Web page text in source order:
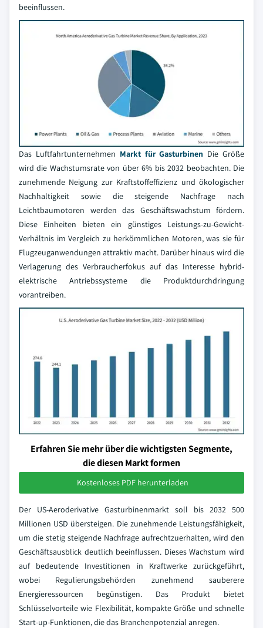
beeinflussen.
Das Luftfahrtunternehmen Markt für Gasturbinen Die Größe
wird die Wachstumsrate von über 6% bis 2032 beobachten. Die
zunehmende Neigung zur Kraftstoffeffizienz und ökologischer
Nachhaltigkeit sowie die steigende Nachfrage nach
Leichtbaumotoren werden das Geschäftswachstum fördern.
Diese Einheiten bieten ein günstiges Leistungs-zu-Gewicht-
Verhältnis im Vergleich zu herkömmlichen Motoren, was sie für
Flugzeuganwendungen attraktiv macht. Darüber hinaus wird die
Verlagerung des Verbraucherfokus auf das Interesse hybrid-
elektrische Antriebssysteme die Produktdurchdringung
vorantreiben.
Erfahren Sie mehr über die wichtigsten Segmente,
die diesen Markt formen
Kostenloses PDF herunterladen
Der US-Aeroderivative Gasturbinenmarkt soll bis 2032 500
Millionen USD übersteigen. Die zunehmende Leistungsfähigkeit,
um die stetig steigende Nachfrage aufrechtzuerhalten, wird den
Geschäftsausblick deutlich beeinflussen. Dieses Wachstum wird
auf bedeutende Investitionen in Kraftwerke zurückgeführt,
wobei Regulierungsbehörden zunehmend sauberere
Energieressourcen begünstigen. Das Produkt bietet
Schlüsselvorteile wie Flexibilität, kompakte Größe und schnelle
Start-up-Funktionen, die das Branchenpotenzial anregen.